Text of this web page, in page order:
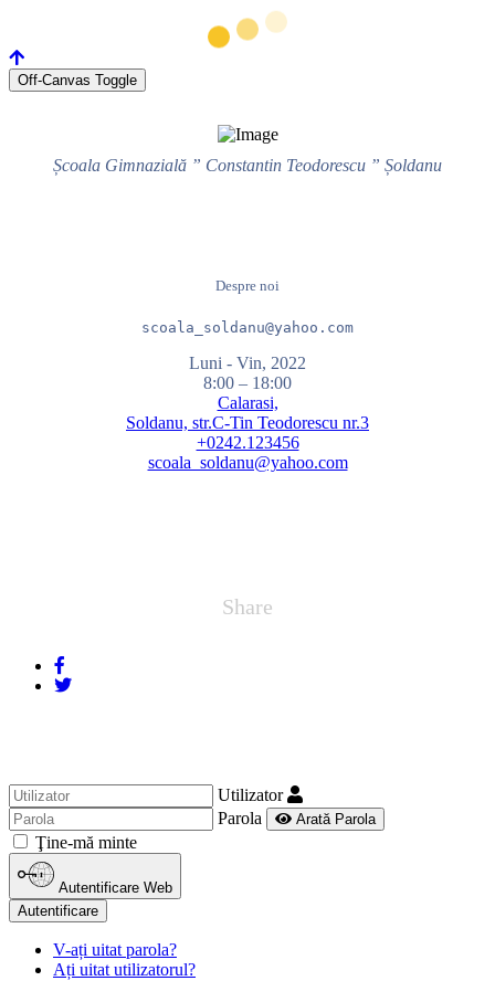
Off-Canvas Toggle
Școala Gimnazială ” Constantin Teodorescu ” Șoldanu
Despre noi
scoala_soldanu@yahoo.com
Luni - Vin, 2022
8:00 – 18:00
Calarasi,
Soldanu, str.C-Tin Teodorescu nr.3
+0242.123456
scoala_soldanu@yahoo.com
Share
Utilizator
Parola
Arată Parola
Ţine-mă minte
Autentificare Web
Autentificare
V-ați uitat parola?
Ați uitat utilizatorul?